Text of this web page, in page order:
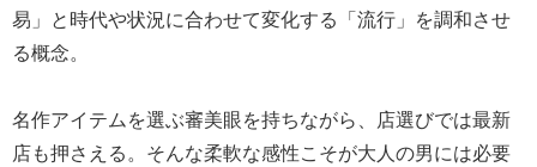
易」と時代や状況に合わせて変化する「流行」を調和させ
る概念。
名作アイテムを選ぶ審美眼を持ちながら、店選びでは最新
店も押さえる。そんな柔軟な感性こそが大人の男には必要